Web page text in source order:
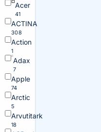
Acer
41
ACTINA
308
Action
1
Adax
7
Apple
74
Arctic
5
Arvutitark
18